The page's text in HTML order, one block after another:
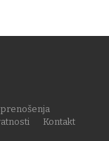
prenošenja
Kontakt